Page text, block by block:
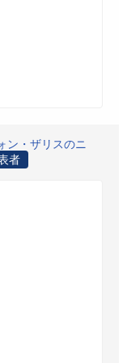
ン・ザリスのニ
者